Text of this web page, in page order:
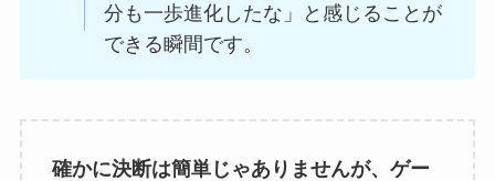
分も一歩進化したな」と感じることが
できる瞬間です。
確かに決断は簡単じゃありませんが、ゲー